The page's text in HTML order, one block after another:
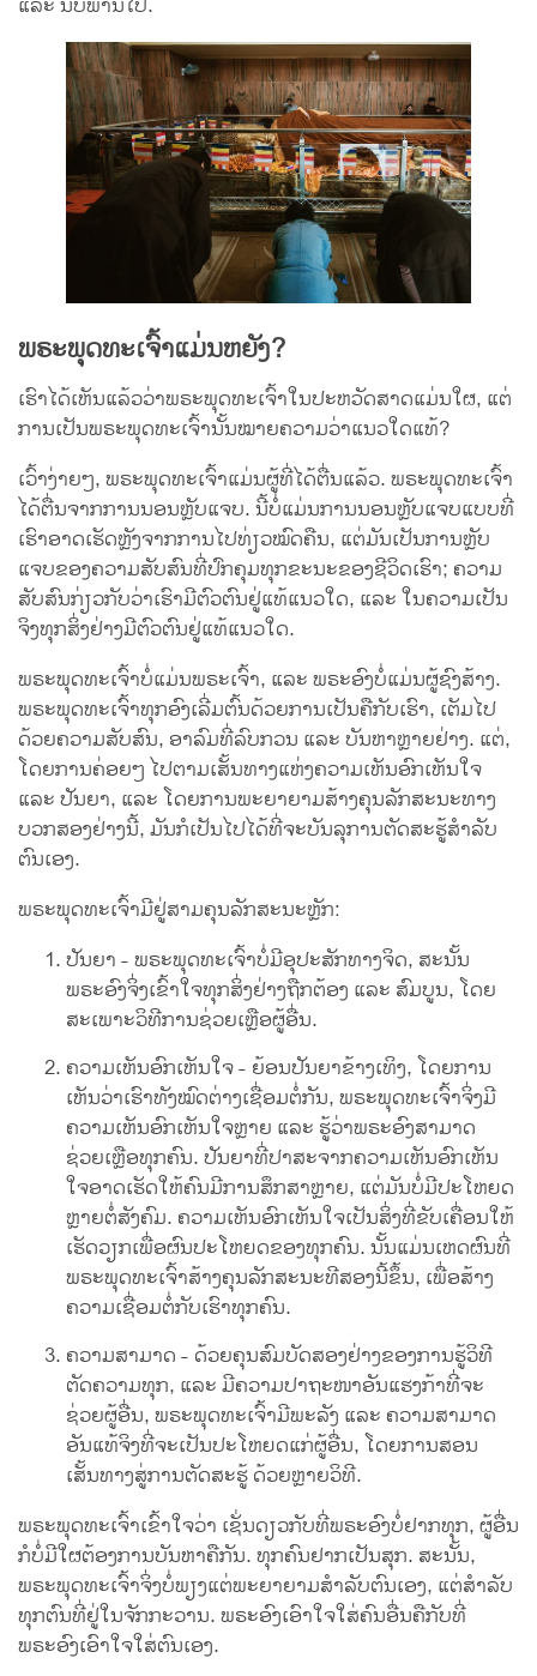
ພຣະພຸດທະເຈົ້າແມ່ນຫຍັງ?
ເຮົາໄດ້ເຫັນແລ້ວວ່າພຣະພຸດທະເຈົ້າໃນປະຫວັດສາດແມ່ນໃຜ, ແຕ່
ການເປັນພຣະພຸດທະເຈົ້ານັ້ນໝາຍຄວາມວ່າແນວໃດແທ້?
ເວົ້າງ່າຍໆ, ພຣະພຸດທະເຈົ້າແມ່ນຜູ້ທີ່ໄດ້ຕື່ນແລ້ວ. ພຣະພຸດທະເຈົ້າ
ໄດ້ຕື່ນຈາກການນອນຫຼັບແຈບ. ນີ້ບໍ່ແມ່ນການນອນຫຼັບແຈບແບບທີ່
ເຮົາອາດເຮັດຫຼັງຈາກການໄປທ່ຽວໝົດຄືນ, ແຕ່ມັນເປັນການຫຼັບ
ແຈບຂອງຄວາມສັບສົນທີ່ປົກຄຸມທຸກຂະນະຂອງຊີວິດເຮົາ; ຄວາມ
ສັບສົນກ່ຽວກັບວ່າເຮົາມີຕົວຕົນຢູ່ແທ້ແນວໃດ, ແລະ ໃນຄວາມເປັນ
ຈິງທຸກສິ່ງຢ່າງມີຕົວຕົນຢູ່ແທ້ແນວໃດ.
ພຣະພຸດທະເຈົ້າບໍ່ແມ່ນພຣະເຈົ້າ, ແລະ ພຣະອົງບໍ່ແມ່ນຜູ້ຊົງສ້າງ.
ພຣະພຸດທະເຈົ້າທຸກອົງເລີ່ມຕົ້ນດ້ວຍການເປັນຄືກັບເຮົາ, ເຕັມໄປ
ດ້ວຍຄວາມສັບສົນ, ອາລົມທີ່ລົບກວນ ແລະ ບັນຫາຫຼາຍຢ່າງ. ແຕ່,
ໂດຍການຄ່ອຍໆ ໄປຕາມເສັ້ນທາງແຫ່ງຄວາມເຫັນອົກເຫັນໃຈ
ແລະ ປັນຍາ, ແລະ ໂດຍການພະຍາຍາມສ້າງຄຸນລັກສະນະທາງ
ບວກສອງຢ່າງນີ້, ມັນກໍເປັນໄປໄດ້ທີ່ຈະບັນລຸການຕັດສະຮູ້ສຳລັບ
ຕົນເອງ.
ພຣະພຸດທະເຈົ້າມີຢູ່ສາມຄຸນລັກສະນະຫຼັກ:
ປັນຍາ - ພຣະພຸດທະເຈົ້າບໍ່ມີອຸປະສັກທາງຈິດ, ສະນັ້ນ
ພຣະອົງຈິ່ງເຂົ້າໃຈທຸກສິ່ງຢ່າງຖືກຕ້ອງ ແລະ ສົມບູນ, ໂດຍ
ສະເພາະວິທີການຊ່ວຍເຫຼືອຜູ້ອື່ນ.
ຄວາມເຫັນອົກເຫັນໃຈ - ຍ້ອນປັນຍາຂ້າງເທິງ, ໂດຍການ
ເຫັນວ່າເຮົາທັງໝົດຕ່າງເຊື່ອມຕໍ່ກັນ, ພຣະພຸດທະເຈົ້າຈິ່ງມີ
ຄວາມເຫັນອົກເຫັນໃຈຫຼາຍ ແລະ ຮູ້ວ່າພຣະອົງສາມາດ
ຊ່ວຍເຫຼືອທຸກຄົນ. ປັນຍາທີ່ປາສະຈາກຄວາມເຫັນອົກເຫັນ
ໃຈອາດເຮັດໃຫ້ຄົນມີການສຶກສາຫຼາຍ, ແຕ່ມັນບໍ່ມີປະໂຫຍດ
ຫຼາຍຕໍ່ສັງຄົມ. ຄວາມເຫັນອົກເຫັນໃຈເປັນສິ່ງທີ່ຂັບເຄື່ອນໃຫ້
ເຮັດວຽກເພື່ອຜົນປະໂຫຍດຂອງທຸກຄົນ. ນັ້ນແມ່ນເຫດຜົນທີ່
ພຣະພຸດທະເຈົ້າສ້າງຄຸນລັກສະນະທີສອງນີ້ຂຶ້ນ, ເພື່ອສ້າງ
ຄວາມເຊື່ອມຕໍ່ກັບເຮົາທຸກຄົນ.
ຄວາມສາມາດ - ດ້ວຍຄຸນສົມບັດສອງຢ່າງຂອງການຮູ້ວິທີ
ຕັດຄວາມທຸກ, ແລະ ມີຄວາມປາຖະໜາອັນແຮງກ້າທີ່ຈະ
ຊ່ວຍຜູ້ອື່ນ, ພຣະພຸດທະເຈົ້າມີພະລັງ ແລະ ຄວາມສາມາດ
ອັນແທ້ຈິງທີ່ຈະເປັນປະໂຫຍດແກ່ຜູ້ອື່ນ, ໂດຍການສອນ
ເສັ້ນທາງສູ່ການຕັດສະຮູ້ ດ້ວຍຫຼາຍວິທີ.
ພຣະພຸດທະເຈົ້າເຂົ້າໃຈວ່າ ເຊັ່ນດຽວກັບທີ່ພຣະອົງບໍ່ຢາກທຸກ, ຜູ້ອື່ນ
ກໍບໍ່ມີໃຜຕ້ອງການບັນຫາຄືກັນ. ທຸກຄົນຢາກເປັນສຸກ. ສະນັ້ນ,
ພຣະພຸດທະເຈົ້າຈິ່ງບໍ່ພຽງແຕ່ພະຍາຍາມສໍາລັບຕົນເອງ, ແຕ່ສໍາລັບ
ທຸກຕົນທີ່ຢູ່ໃນຈັກກະວານ. ພຣະອົງເອົາໃຈໃສ່ຄົນອື່ນຄືກັບທີ່
ພຣະອົງເອົາໃຈໃສ່ຕົນເອງ.